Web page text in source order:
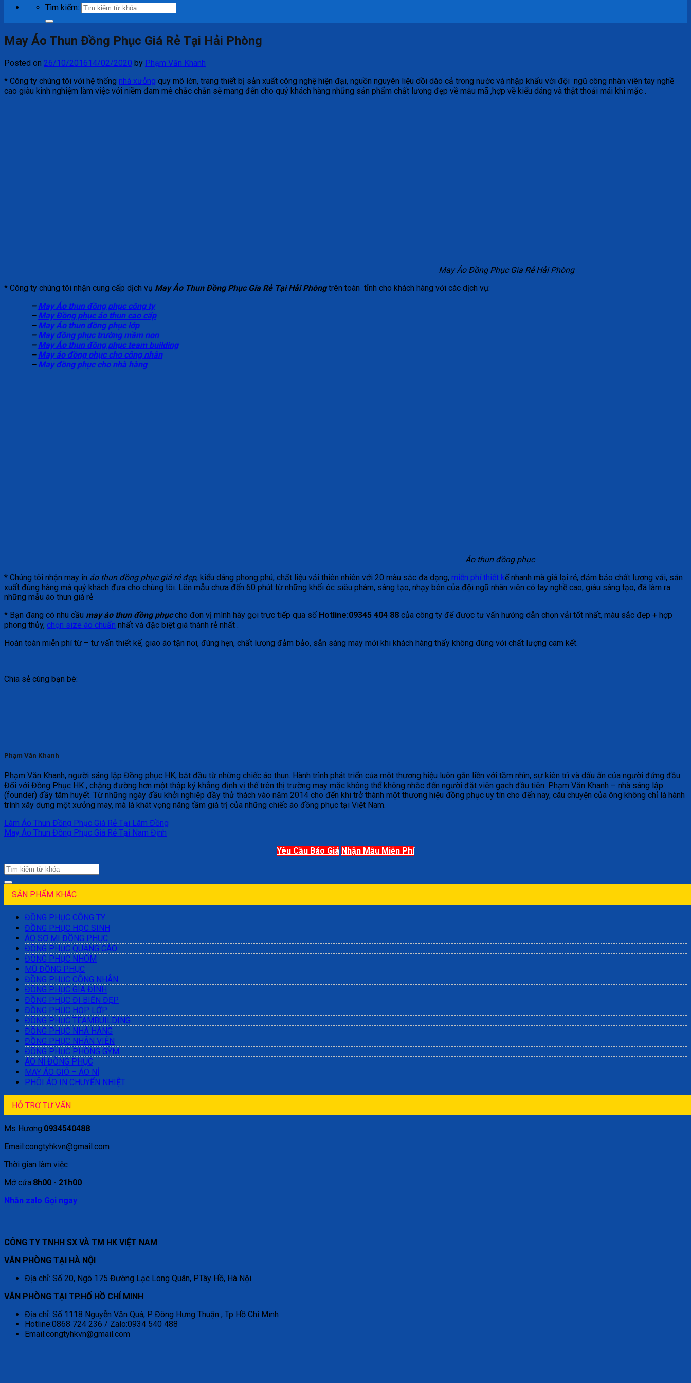
Tìm kiếm:
May Áo Thun Đồng Phục Giá Rẻ Tại Hải Phòng
Posted on 26/10/201614/02/2020 by Phạm Văn Khanh
* Công ty chúng tôi với hệ thống nhà xưởng quy mô lớn, trang thiết bị sản xuất công nghệ hiện đại, nguồn nguyên liệu dồi dào cả trong nước và nhập khẩu với đội ngũ công nhân viên tay nghề
cao giàu kinh nghiệm làm việc với niềm đam mê chắc chắn sẽ mang đến cho quý khách hàng những sản phẩm chất lượng đẹp về mẫu mã ,hợp về kiểu dáng và thật thoải mái khi mặc .
May Áo Đồng Phục Gía Rẻ Hải Phòng
* Công ty chúng tôi nhận cung cấp dịch vụ May Áo Thun Đồng Phục Gía Rẻ Tại Hải Phòngtrên toàn tỉnh cho khách hàng với các dịch vụ:
– May Áo thun đồng phục công ty
– May Đồng phục áo thun cao cấp
– May Áo thun đồng phục lớp
– May đồng phục trường mầm non
– May Áo thun đồng phục team building
– May áo đồng phục cho công nhân
– May đồng phục cho nhà hàng
Áo thun đồng phục
* Chúng tôi nhận may in áo thun đồng phục giá rẻ đẹp, kiểu dáng phong phú, chất liệu vải thiên nhiên với 20 màu sắc đa dạng, miễn phí thiết kế nhanh mà giá lại rẻ, đảm bảo chất lượng vải, sản
xuất đúng hàng mà quý khách đưa cho chúng tôi. Lên mẫu chưa đến 60 phút từ những khối óc siêu phàm, sáng tạo, nhạy bén của đội ngũ nhân viên có tay nghề cao, giàu sáng tạo, đã làm ra
những mẫu áo thun giá rẻ
* Bạn đang có nhu cầu may áo thun đồng phụccho đơn vị mình hãy gọi trực tiếp qua số Hotline:09345 404 88 của công ty để được tư vấn hướng dẫn chọn vải tốt nhất, màu sắc đẹp + hợp
phong thủy, chọn size áo chuẩn nhất và đặc biệt giá thành rẻ nhất .
Hoàn toàn miễn phí từ – tư vấn thiết kế, giao áo tận nơi, đúng hẹn, chất lượng đảm bảo, sẵn sàng may mới khi khách hàng thấy không đúng với chất lượng cam kết.
Chia sẻ cùng bạn bè:
Phạm Văn Khanh
Phạm Văn Khanh, người sáng lập Đồng phục HK, bắt đầu từ những chiếc áo thun. Hành trình phát triển của một thương hiệu luôn gắn liền với tầm nhìn, sự kiên trì và dấu ấn của người đứng đầu.
Đối với Đồng Phục HK , chặng đường hơn một thập kỷ khẳng định vị thế trên thị trường may mặc không thể không nhắc đến người đặt viên gạch đầu tiên: Phạm Văn Khanh – nhà sáng lập
(founder) đầy tâm huyết. Từ những ngày đầu khởi nghiệp đầy thử thách vào năm 2014 cho đến khi trở thành một thương hiệu đồng phục uy tín cho đến nay, câu chuyện của ông không chỉ là hành
trình xây dựng một xưởng may, mà là khát vọng nâng tầm giá trị của những chiếc áo đồng phục tại Việt Nam.
Làm Áo Thun Đồng Phục Giá Rẻ Tại Lâm Đồng
May Áo Thun Đồng Phục Giá Rẻ Tại Nam Định
Yêu Cầu Báo Giá Nhận Mẫu Miễn Phí
SẢN PHẨM KHÁC
ĐỒNG PHỤC CÔNG TY
ĐỒNG PHỤC HỌC SINH
ÁO SƠ MI ĐỒNG PHỤC
ĐỒNG PHỤC QUẢNG CÁO
ĐỒNG PHỤC NHÓM
MŨ ĐỒNG PHỤC
ĐỒNG PHỤC CÔNG NHÂN
ĐỒNG PHỤC GIA ĐÌNH
ĐỒNG PHỤC ĐI BIỂN ĐẸP
ĐỒNG PHỤC HỌP LỚP
ĐỒNG PHỤC TEAMBUILDING
ĐỒNG PHỤC NHÀ HÀNG
ĐỒNG PHỤC NHÂN VIÊN
ĐỒNG PHỤC PHÒNG GYM
ÁO NỈ ĐỒNG PHỤC
MAY ÁO GIÓ – ÁO NỈ
PHÔI ÁO IN CHUYỂN NHIỆT
HỖ TRỢ TƯ VẤN
Ms Hương:0934540488
Email:congtyhkvn@gmail.com
Thời gian làm việc
Mở cửa:8h00 - 21h00
Nhắn zalo Gọi ngay
CÔNG TY TNHH SX VÀ TM HK VIỆT NAM
VĂN PHÒNG TẠI HÀ NỘI
Địa chỉ: Số 20, Ngõ 175 Đường Lạc Long Quân, P.Tây Hồ, Hà Nội
VĂN PHÒNG TẠI TP.HỐ HỒ CHÍ MINH
Địa chỉ: Số 1118 Nguyễn Văn Quá, P Đông Hưng Thuận , Tp Hồ Chí Minh
Hotline:0868 724 236 / Zalo:0934 540 488
Email:congtyhkvn@gmail.com